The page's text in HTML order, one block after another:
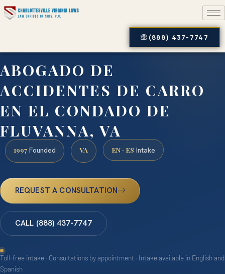
(888) 437-7747
ABOGADO DE
ACCIDENTES DE CARRO
EN EL CONDADO DE
FLUVANNA, VA
1997 Founded VA EN · ES Intake
REQUEST A CONSULTATION
CALL (888) 437-7747
Toll-free intake · Consultations by appointment · Intake available in English and
Spanish